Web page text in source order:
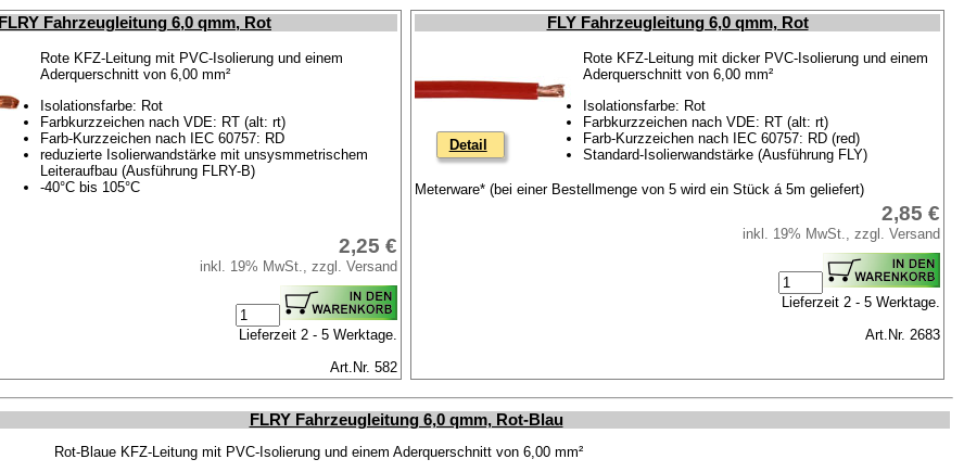
FLRY Fahrzeugleitung 6,0 qmm, Rot
Rote KFZ-Leitung mit PVC-Isolierung und einem
Aderquerschnitt von 6,00 mm²
Isolationsfarbe: Rot
Farbkurzzeichen nach VDE: RT (alt: rt)
Farb-Kurzzeichen nach IEC 60757: RD
reduzierte Isolierwandstärke mit unsysmmetrischem
Leiteraufbau (Ausführung FLRY-B)
-40°C bis 105°C
2,25 €
inkl. 19% MwSt., zzgl. Versand
Lieferzeit 2 - 5 Werktage.
Art.Nr. 582
FLY Fahrzeugleitung 6,0 qmm, Rot
Detail
Rote KFZ-Leitung mit dicker PVC-Isolierung und einem
Aderquerschnitt von 6,00 mm²
Isolationsfarbe: Rot
Farbkurzzeichen nach VDE: RT (alt: rt)
Farb-Kurzzeichen nach IEC 60757: RD (red)
Standard-Isolierwandstärke (Ausführung FLY)
Meterware* (bei einer Bestellmenge von 5 wird ein Stück á 5m geliefert)
2,85 €
inkl. 19% MwSt., zzgl. Versand
Lieferzeit 2 - 5 Werktage.
Art.Nr. 2683
FLRY Fahrzeugleitung 6,0 qmm, Rot-Blau
Rot-Blaue KFZ-Leitung mit PVC-Isolierung und einem Aderquerschnitt von 6,00 mm²